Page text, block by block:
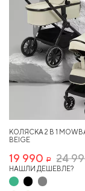
КОЛЯСКА 2 В 1
BEIGE
19 990 Р 24
НАШЛИ ДЕШЕВЛЕ?